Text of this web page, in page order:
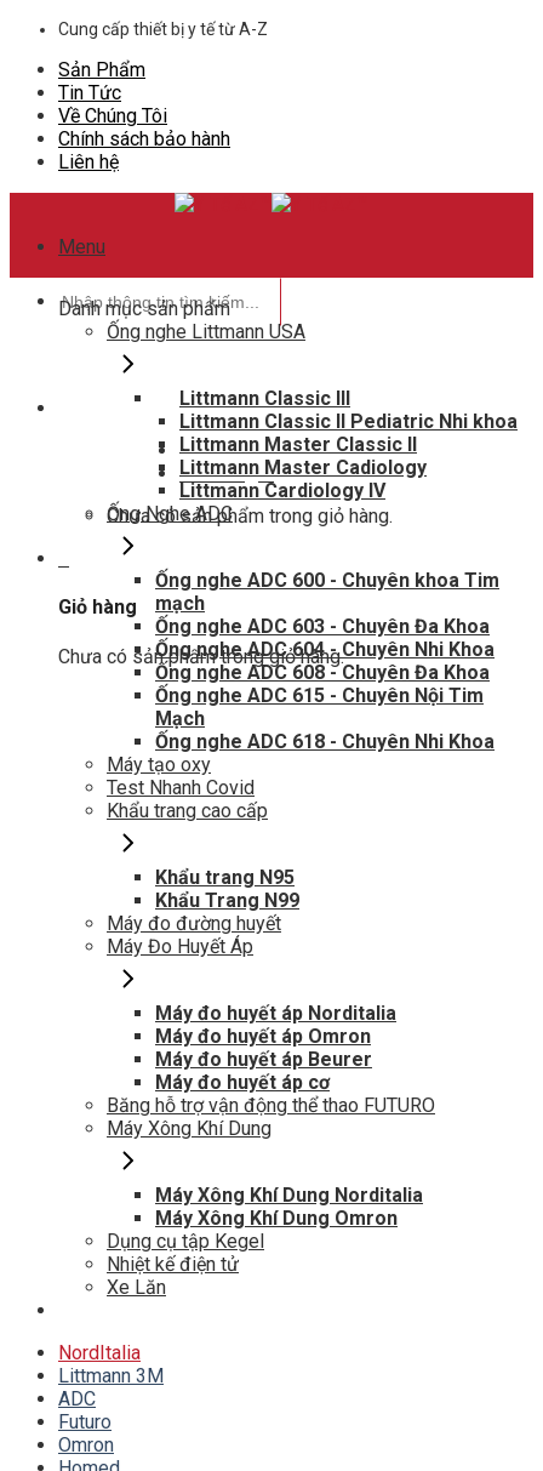
Skip
content
Cung cấp thiết bị y tế từ A-Z
Sản Phẩm
Tin Tức
Về Chúng Tôi
Chính sách bảo hành
Liên hệ
Menu
kiếm:
Hotline hỗ trợ
0948802788
Giỏ hàng0
Chưa có sản phẩm trong giỏ hàng.
Giỏ hàng
Chưa có sản phẩm trong giỏ hàng.
Danh mục sản phẩm
Ống nghe Littmann USA
Littmann Classic III
Littmann Classic II Pediatric Nhi khoa
Littmann Master Classic II
Littmann Master Cadiology
Littmann Cardiology IV
Ống Nghe ADC
Ống nghe ADC 600 - Chuyên khoa Tim
mạch
Ống nghe ADC 603 - Chuyên Đa Khoa
Ống nghe ADC 604 - Chuyên Nhi Khoa
Ống nghe ADC 608 - Chuyên Đa Khoa
Ống nghe ADC 615 - Chuyên Nội Tim
Mạch
Ống nghe ADC 618 - Chuyên Nhi Khoa
Máy tạo oxy
Test Nhanh Covid
Khẩu trang cao cấp
Khẩu trang N95
Khẩu Trang N99
Máy đo đường huyết
Máy Đo Huyết Áp
Máy đo huyết áp Norditalia
Máy đo huyết áp Omron
Máy đo huyết áp Beurer
Máy đo huyết áp cơ
Băng hỗ trợ vận động thể thao FUTURO
Máy Xông Khí Dung
Máy Xông Khí Dung Norditalia
Máy Xông Khí Dung Omron
Dụng cụ tập Kegel
Nhiệt kế điện tử
Xe Lăn
NordItalia
Littmann 3M
ADC
Futuro
Omron